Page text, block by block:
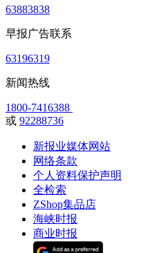
63883838
早报广告联系
63196319
新闻热线
1800-7416388
或 92288736
新报业媒体网站
网络条款
个人资料保护声明
全检索
ZShop集品店
海峡时报
商业时报